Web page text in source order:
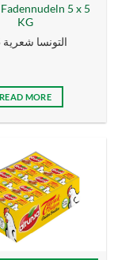
5 x 5
KG
التونسا شعرية 5كغ
READ MORE